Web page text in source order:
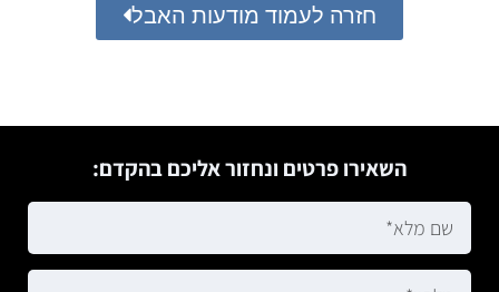
חזרה לעמוד מודעות האבל
השאירו פרטים ונחזור אליכם בהקדם: